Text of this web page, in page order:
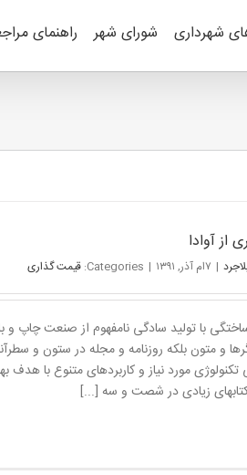
شهرداری شورای شهر راهنمای
آوادا
| ۷ام آذر, ۱۳۹۱ |
Categories: قیمت گذاری
با تولید سادگی نامفهوم از صنعت چاپ و
و متون بلکه روزنامه و مجله در ستون و
مورد نیاز و کاربردهای متنوع با هدف
زیادی در شصت و سه [...]